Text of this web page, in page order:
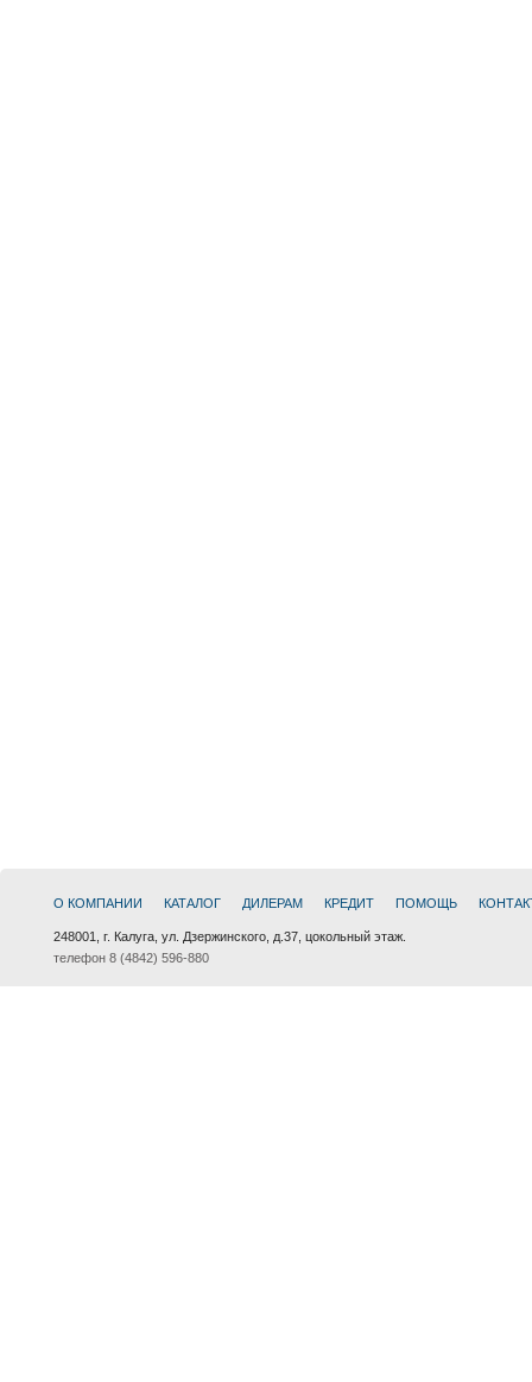
О КОМПАНИИ КАТАЛОГ ДИЛЕРАМ КРЕДИТ ПОМОЩЬ
248001, г. Калуга, ул. Дзержинского, д.37, цокольный этаж.
телефон 8 (4842) 596-880